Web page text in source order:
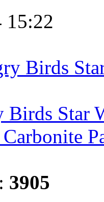
15:22
Birds
Star
3905